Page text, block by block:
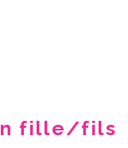
fille/fils